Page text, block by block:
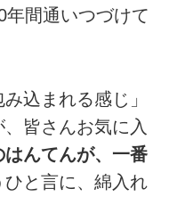
間通いつづけて
込まれる感じ」
皆さんお気に入
はんてんが、一番
ひと言に、綿入れ